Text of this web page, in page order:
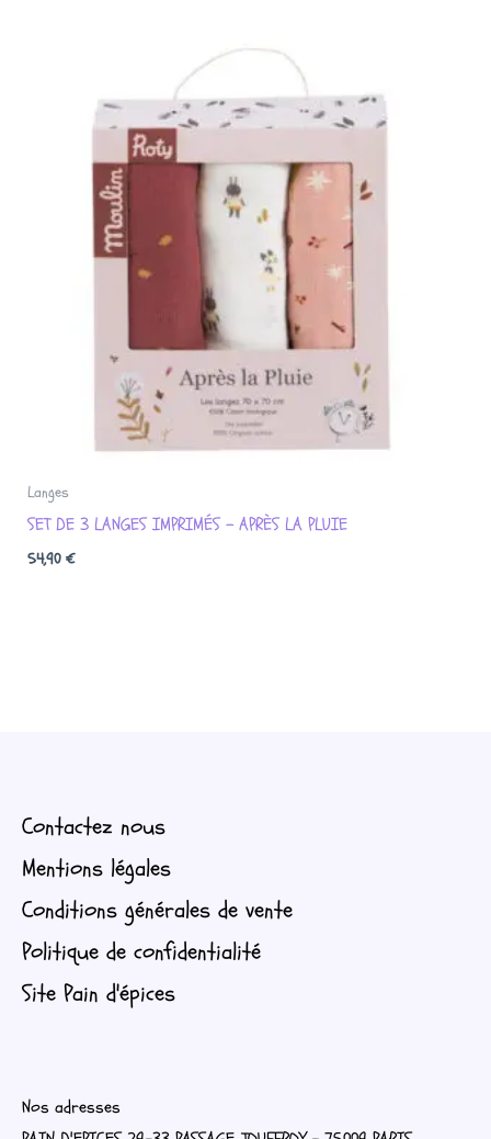
Langes
SET DE 3 LANGES IMPRIMÉS – APRÈS LA PLUIE
54,90 €
Contactez nous
Mentions légales
Conditions générales de vente
Politique de confidentialité
Site Pain d'épices
Nos adresses